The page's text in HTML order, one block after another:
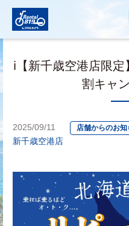
ℹ️【新千歳空港店限
割キャ
2025/09/11 店舗からのお知
新千歳空港店